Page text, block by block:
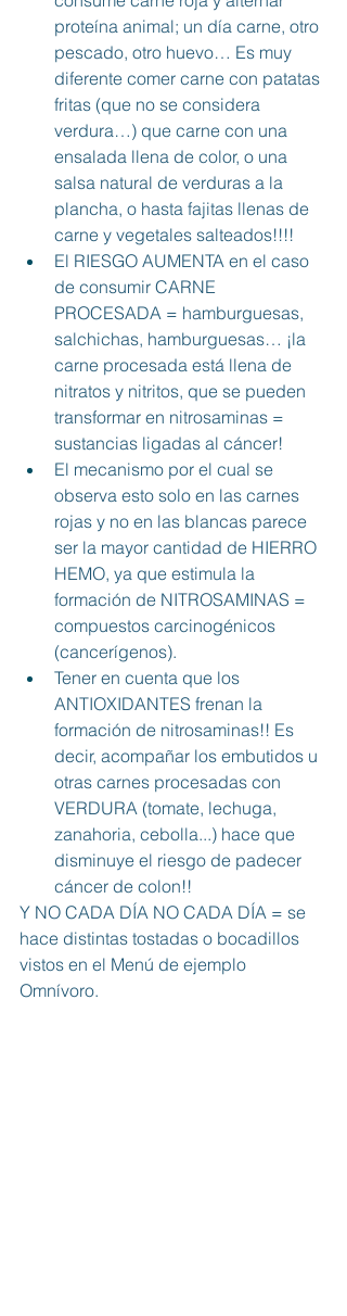
proteína animal; un día carne, otro
pescado, otro huevo… Es muy
diferente comer carne con patatas
fritas (que no se considera
verdura…) que carne con una
ensalada llena de color, o una
salsa natural de verduras a la
plancha, o hasta fajitas llenas de
carne y vegetales salteados!!!!
El RIESGO AUMENTA en el caso
de consumir CARNE
PROCESADA = hamburguesas,
salchichas, hamburguesas… ¡la
carne procesada está llena de
nitratos y nitritos, que se pueden
transformar en nitrosaminas =
sustancias ligadas al cáncer!
El mecanismo por el cual se
observa esto solo en las carnes
rojas y no en las blancas parece
ser la mayor cantidad de HIERRO
HEMO, ya que estimula la
formación de NITROSAMINAS =
compuestos carcinogénicos
(cancerígenos).
Tener en cuenta que los
ANTIOXIDANTES frenan la
formación de nitrosaminas!! Es
decir, acompañar los embutidos u
otras carnes procesadas con
VERDURA (tomate, lechuga,
zanahoria, cebolla...) hace que
disminuye el riesgo de padecer
cáncer de colon!!
Y NO CADA DÍA NO CADA DÍA = se
hace distintas tostadas o bocadillos
vistos en el Menú de ejemplo
Omnívoro.